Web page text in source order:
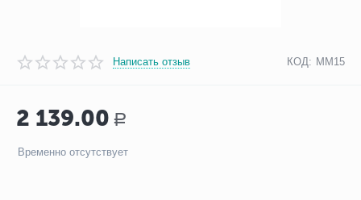
Написать отзыв КОД: ММ15
2 139.00 Р
Временно отсутствует